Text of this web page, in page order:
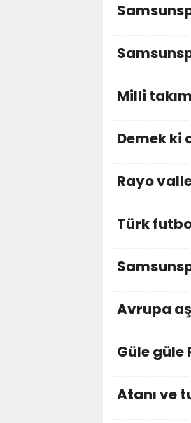
Milli
Demek ki
Rayo
Türk
Avrupa
Güle güle
Atanı ve